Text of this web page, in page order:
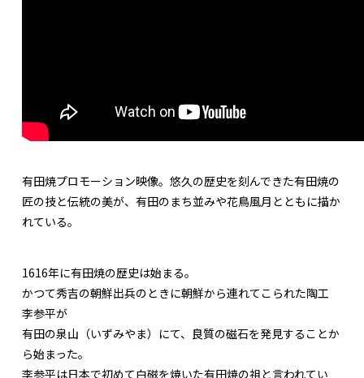
有田焼プロモーション映像。悠久の歴史を刻んできた有田焼の
匠の技と伝統の美が、有田のまち並みや花鳥風月とともに描か
れている。
1616年に有田焼の歴史は始まる。
かつて秀吉の朝鮮出兵のときに朝鮮から連れてこられた陶工
李参平が
有田の泉山（いずみやま）にて、良質の磁石を発見することか
ら始まった。
李参平は日本で初めて白磁を焼いた有田焼の祖と言われてい